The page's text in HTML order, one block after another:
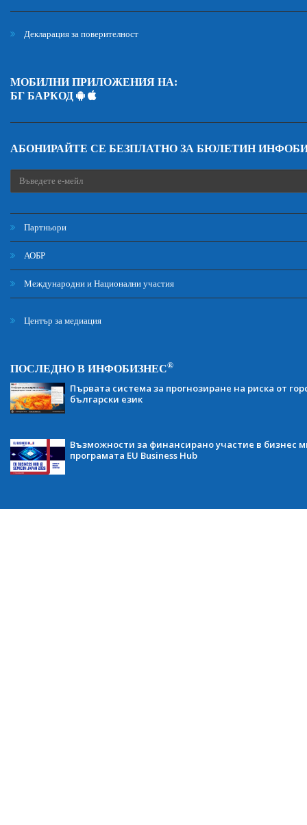
Декларация за поверителност
МОБИЛНИ ПРИЛОЖЕНИЯ НА:
БГ БАРКОД
АБОНИРАЙТЕ СЕ БЕЗПЛАТНО ЗА БЮЛЕТИН
Партньори
АОБР
Международни и Национални участия
Център за медиация
ПОСЛЕДНО В ИНФОБИЗНЕС®
Първата система за прогнозиране на риска от
български език
Възможности за финансирано участие в бизнес
програмата EU Business Hub